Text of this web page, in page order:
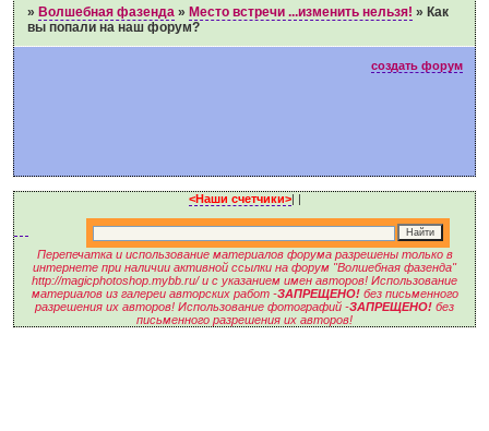
» Волшебная фазенда » Место встречи ...изменить нельзя! » Как
вы попали на наш форум?
создать форум
<Наши счетчики>| |
Перепечатка и использование материалов форума разрешены только в
интернете при наличии активной ссылки на форум "Волшебная фазенда"
http://magicphotoshop.mybb.ru/ и с указанием имен авторов! Использование
материалов из галереи авторских работ -ЗАПРЕЩЕНО!без письменного
разрешения их авторов! Использование фотографий -ЗАПРЕЩЕНО! без
письменного разрешения их авторов!